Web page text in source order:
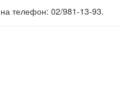
телефон: 02/981-13-93.